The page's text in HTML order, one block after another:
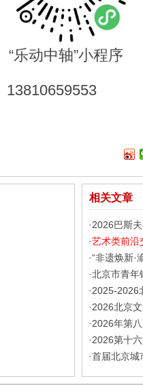
“乐动中轴”小程序
相关文章
· 2026巴斯
·艺术类前
·“非遗焕新
·北京市青
· 2025-2026
· 2026北京
· 2026年第
· 2026第十
·首届北京